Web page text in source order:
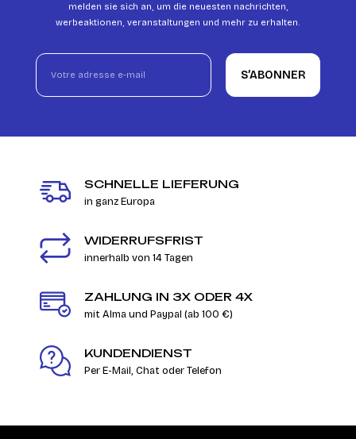
melden sie sich an, um die neuesten nachrichten,
werbeaktionen, veranstaltungen und mehr zu erhalten.
S’ABONNER
SCHNELLE LIEFERUNG
in ganz Europa
WIDERRUFSFRIST
innerhalb von 14 Tagen
ZAHLUNG IN 3X ODER 4X
mit Alma und Paypal (ab 100 €)
KUNDENDIENST
Per E-Mail, Chat oder Telefon